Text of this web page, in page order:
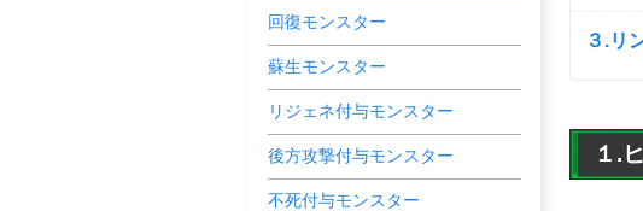
３.リ
１.
回復モンスター
蘇生モンスター
リジェネ付与モンスター
後方攻撃付与モンスター
不死付与モンスター